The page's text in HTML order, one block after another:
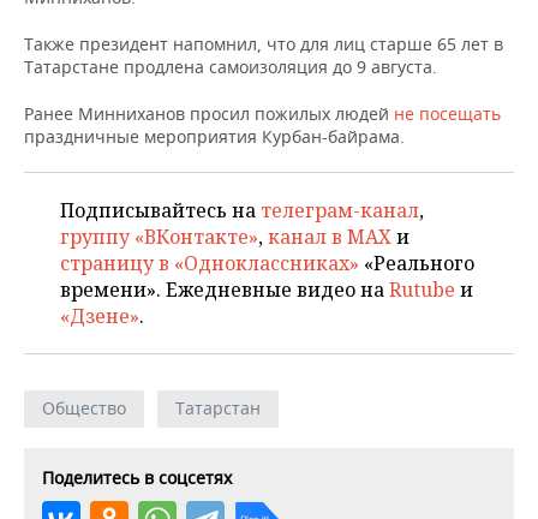
ONLINE-КОНФЕРЕНЦИИ
ОТКРЫТАЯ ЛЕКЦИЯ
ХОККЕЙ
БАСКЕТБОЛ
КИБЕРСПОРТ
ФИГУРНОЕ КАТАНИЕ
ВОДНЫЕ ВИДЫ СПОРТА
ХОККЕЙ С МЯЧОМ
ВЛАСТЬ
ИНФРАСТРУКТУРА
КУЛЬТУРА
МЕДИЦИНА
ОБРАЗОВАНИЕ
ПРОИСШЕСТВИЯ
СЮЖЕТЫ
СПРАВОЧНИК
СПИСОК КОМПАНИЙ
Также президент напомнил, что для лиц старше 65 лет в
Татарстане продлена самоизоляция до 9 августа.
Ранее Минниханов просил пожилых людей не посещать
праздничные мероприятия Курбан-байрама.
Подписывайтесь на телеграм-канал,
группу «ВКонтакте»,канал в MAXи
страницу в «Одноклассниках» «Реального
времени». Ежедневные видео наRutube и
«Дзене».
Общество Татарстан
Поделитесь в соцсетях